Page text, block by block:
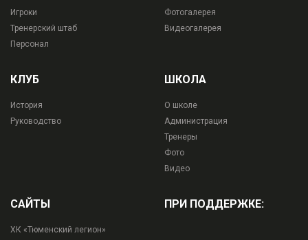
Игроки
Тренерский штаб
Персонал
Фотогалерея
Видеогалерея
КЛУБ
История
Руководство
ШКОЛА
О школе
Администрация
Тренеры
Фото
Видео
САЙТЫ
ХК «Тюменский легион»
ПРИ ПОДДЕРЖКЕ: